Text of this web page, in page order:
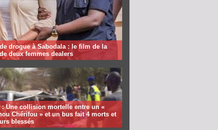
drogue à Sabodala : le film de la
deux femmes dealers
: Une collision mortelle entre un «
Chérifou » et un bus fait 4 morts et
blessés